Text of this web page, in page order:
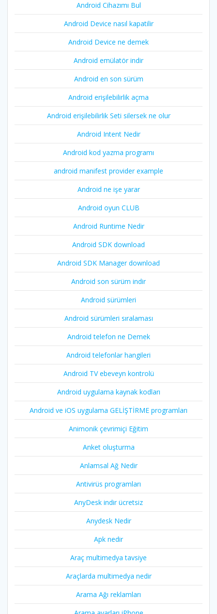
Android Cihazımı Bul
Android Device nasıl kapatilir
Android Device ne demek
Android emülatör indir
Android en son sürüm
Android erişilebilirlik açma
Android erişilebilirlik Seti silersek ne olur
Android Intent Nedir
Android kod yazma programı
android manifest provider example
Android ne işe yarar
Android oyun CLUB
Android Runtime Nedir
Android SDK download
Android SDK Manager download
Android son sürüm indir
Android sürümleri
Android sürümleri sıralaması
Android telefon ne Demek
Android telefonlar hangileri
Android TV ebeveyn kontrolü
Android uygulama kaynak kodları
Android ve iOS uygulama GELİŞTİRME programları
Animonik çevrimiçi Eğitim
Anket oluşturma
Anlamsal Ağ Nedir
Antivirüs programları
AnyDesk indir ücretsiz
Anydesk Nedir
Apk nedir
Araç multimedya tavsiye
Araçlarda multimedya nedir
Arama Ağı reklamları